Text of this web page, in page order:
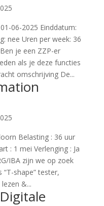
06-2025 Einddatum:
nee Uren per week: 36
je een ZZP-er
als je deze functies
omschrijving De...
Belasting : 36 uur
: 1 mei Verlenging : Ja
IBA zijn we op zoek
shape” tester,
&...